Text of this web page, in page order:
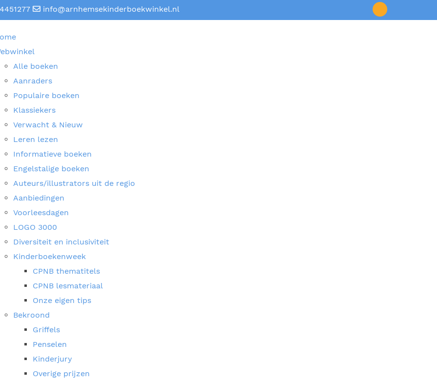
info@arnhemsekinderboekwinkel.nl
Alle boeken
Aanraders
Populaire boeken
Klassiekers
Verwacht & Nieuw
Leren lezen
Informatieve boeken
Engelstalige boeken
Auteurs/illustrators uit de regio
Aanbiedingen
Voorleesdagen
LOGO 3000
Diversiteit en inclusiviteit
Kinderboekenweek
CPNB thematitels
CPNB lesmateriaal
Onze eigen tips
Bekroond
Griffels
Penselen
Kinderjury
Overige prijzen